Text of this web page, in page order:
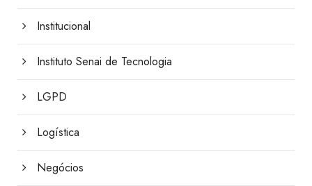
Institucional
Instituto Senai de Tecnologia
LGPD
Logística
Negócios